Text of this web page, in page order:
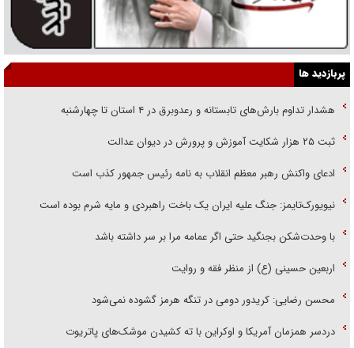
پربازدید ها
هشدار تداوم بارش‌های تابستانه و رعدوبرق در ۴ استان تا چهارشنبه
ثبت ۲۵ هزار شکایت آموزش و پرورش در دیوان عدالت
ادعای واکنش رهبر معظم انقلاب به نامه رئیس جمهور کذب است
نیویورک‌تایمز: جنگ علیه ایران یک باخت راهبردی و مایه شرم بوده است
با وحدت‌شکن بجنگید حتی اگر عمامه مرا بر سر داشته باشد
اربعین حسینی (ع) از منظر فقه و روایت
محسن رضایی: کریدور دومی در تنگه هرمز گشوده نمی‌شود
دردسر همزمان آمریکا و اوکراین با ته کشیدن موشک‌های پاتریوت